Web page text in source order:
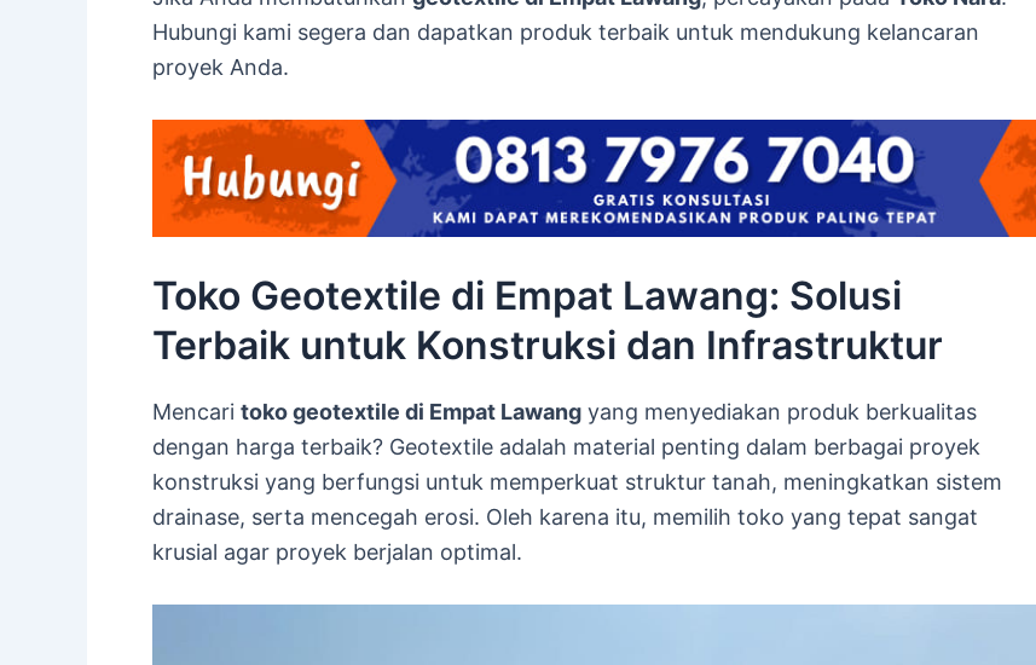
Hubungi kami segera dan dapatkan produk terbaik untuk mendukung kelancaran
proyek Anda.
Toko Geotextile di Empat Lawang: Solusi
Terbaik untuk Konstruksi dan Infrastruktur
Mencari toko geotextile di Empat Lawang yang menyediakan produk berkualitas
dengan harga terbaik? Geotextile adalah material penting dalam berbagai proyek
konstruksi yang berfungsi untuk memperkuat struktur tanah, meningkatkan sistem
drainase, serta mencegah erosi. Oleh karena itu, memilih toko yang tepat sangat
krusial agar proyek berjalan optimal.